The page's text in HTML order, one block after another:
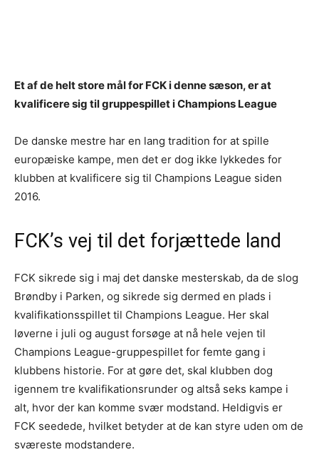
Et af de helt store mål for FCK i denne sæson, er at
kvalificere sig til gruppespillet i Champions League
De danske mestre har en lang tradition for at spille
europæiske kampe, men det er dog ikke lykkedes for
klubben at kvalificere sig til Champions League siden
2016.
FCK’s vej til det forjættede land
FCK sikrede sig i maj det danske mesterskab, da de slog
Brøndby i Parken, og sikrede sig dermed en plads i
kvalifikationsspillet til Champions League. Her skal
løverne i juli og august forsøge at nå hele vejen til
Champions League-gruppespillet for femte gang i
klubbens historie. For at gøre det, skal klubben dog
igennem tre kvalifikationsrunder og altså seks kampe i
alt, hvor der kan komme svær modstand. Heldigvis er
FCK seedede, hvilket betyder at de kan styre uden om de
sværeste modstandere.